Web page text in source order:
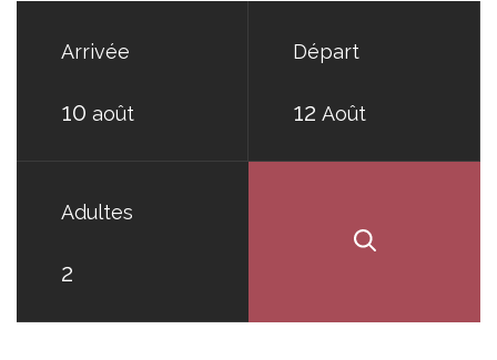
Arrivée
10 août
Départ
12 Août
Adultes